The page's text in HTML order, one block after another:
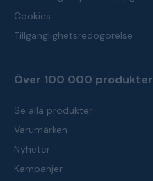
Cookies
Tillgänglighetsredogörelse
Över 100 000 produkter
Se alla produkter
Varumärken
Nyheter
Kampanjer